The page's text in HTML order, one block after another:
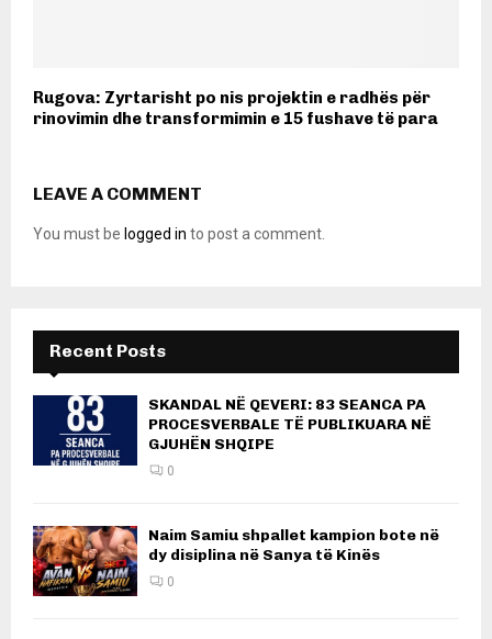
Rugova: Zyrtarisht po nis projektin e radhës për
rinovimin dhe transformimin e 15 fushave të para
LEAVE A COMMENT
You must be logged in to post a comment.
Recent Posts
SKANDAL NË QEVERI: 83 SEANCA PA
PROCESVERBALE TË PUBLIKUARA NË
GJUHËN SHQIPE
0
Naim Samiu shpallet kampion bote në
dy disiplina në Sanya të Kinës
0